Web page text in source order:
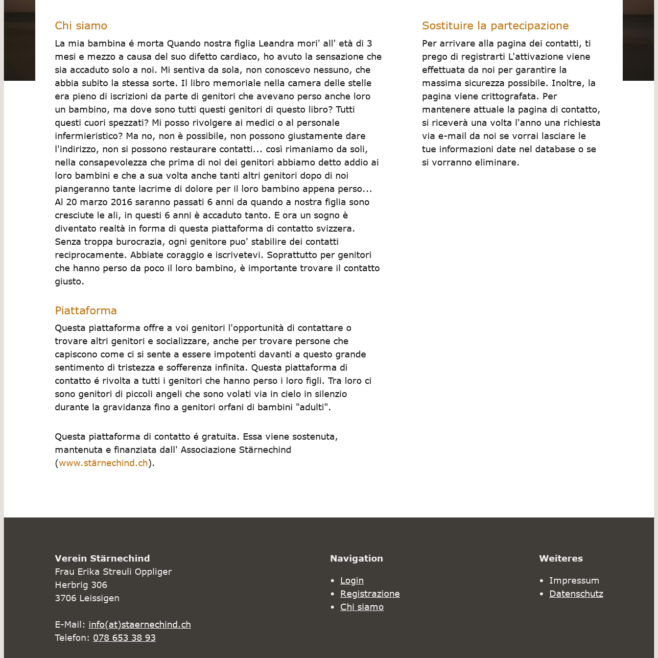
Chi siamo
La mia bambina é morta Quando nostra figlia Leandra mori' all' età di 3
mesi e mezzo a causa del suo difetto cardiaco, ho avuto la sensazione che
sia accaduto solo a noi. Mi sentiva da sola, non conoscevo nessuno, che
abbia subito la stessa sorte. Il libro memoriale nella camera delle stelle
era pieno di iscrizioni da parte di genitori che avevano perso anche loro
un bambino, ma dove sono tutti questi genitori di questo libro? Tutti
questi cuori spezzati? Mi posso rivolgere ai medici o al personale
infermieristico? Ma no, non è possibile, non possono giustamente dare
l'indirizzo, non si possono restaurare contatti... così rimaniamo da soli,
nella consapevolezza che prima di noi dei genitori abbiamo detto addio ai
loro bambini e che a sua volta anche tanti altri genitori dopo di noi
piangeranno tante lacrime di dolore per il loro bambino appena perso...
Al 20 marzo 2016 saranno passati 6 anni da quando a nostra figlia sono
cresciute le ali, in questi 6 anni è accaduto tanto. E ora un sogno è
diventato realtà in forma di questa piattaforma di contatto svizzera.
Senza troppa burocrazia, ogni genitore puo' stabilire dei contatti
reciprocamente. Abbiate coraggio e iscrivetevi. Soprattutto per genitori
che hanno perso da poco il loro bambino, è importante trovare il contatto
giusto.
Piattaforma
Questa piattaforma offre a voi genitori l'opportunità di contattare o
trovare altri genitori e socializzare, anche per trovare persone che
capiscono come ci si sente a essere impotenti davanti a questo grande
sentimento di tristezza e sofferenza infinita. Questa piattaforma di
contatto é rivolta a tutti i genitori che hanno perso i loro figli. Tra loro ci
sono genitori di piccoli angeli che sono volati via in cielo in silenzio
durante la gravidanza fino a genitori orfani di bambini "adulti".
Questa piattaforma di contatto é gratuita. Essa viene sostenuta,
mantenuta e finanziata dall' Associazione Stärnechind
(www.stärnechind.ch).
Sostituire la partecipazione
Per arrivare alla pagina dei contatti, ti
prego di registrarti L'attivazione viene
effettuata da noi per garantire la
massima sicurezza possibile. Inoltre, la
pagina viene crittografata. Per
mantenere attuale la pagina di contatto,
si riceverà una volta l'anno una richiesta
via e-mail da noi se vorrai lasciare le
tue informazioni date nel database o se
si vorranno eliminare.
Verein Stärnechind
Frau Erika Streuli Oppliger
Herbrig 306
3706 Leissigen
E-Mail: info(at)staernechind.ch
Telefon: 078 653 38 93
Navigation
Login
Registrazione
Chi siamo
Weiteres
Impressum
Datenschutz